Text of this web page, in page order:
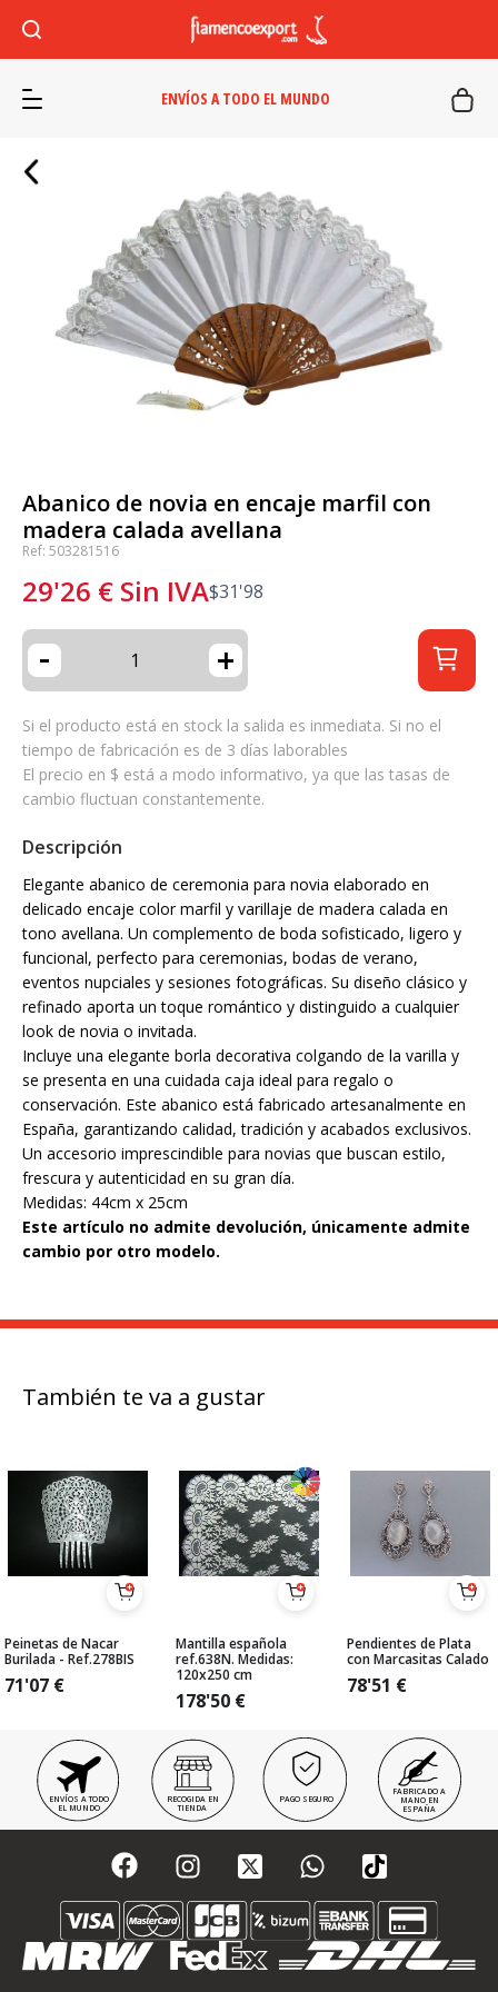
ENVÍOS A TODO EL MUNDO
Abanico de novia en encaje marfil con
madera calada avellana
Ref: 503281516
29'26 € Sin IVA$31'98
- +
Si el producto está en stock la salida es inmediata. Si no el
tiempo de fabricación es de 3 días laborables
El precio en $ está a modo informativo, ya que las tasas de
cambio fluctuan constantemente.
Descripción
Elegante abanico de ceremonia para novia elaborado en
delicado encaje color marfil y varillaje de madera calada en
tono avellana. Un complemento de boda sofisticado, ligero y
funcional, perfecto para ceremonias, bodas de verano,
eventos nupciales y sesiones fotográficas. Su diseño clásico y
refinado aporta un toque romántico y distinguido a cualquier
look de novia o invitada.
Incluye una elegante borla decorativa colgando de la varilla y
se presenta en una cuidada caja ideal para regalo o
conservación. Este abanico está fabricado artesanalmente en
España, garantizando calidad, tradición y acabados exclusivos.
Un accesorio imprescindible para novias que buscan estilo,
frescura y autenticidad en su gran día.
Medidas: 44cm x 25cm
Este artículo no admite devolución, únicamente admite
cambio por otro modelo.
También te va a gustar
Peinetas de Nacar
Burilada - Ref.278BIS
71'07 €
Mantilla española
ref.638N. Medidas:
120x250 cm
178'50 €
Pendientes de Plata
con Marcasitas Calado
78'51 €
ENVÍOS A TODO
EL MUNDO
RECOGIDA EN
TIENDA
PAGO SEGURO
FABRICADO A
MANO EN
ESPAÑA